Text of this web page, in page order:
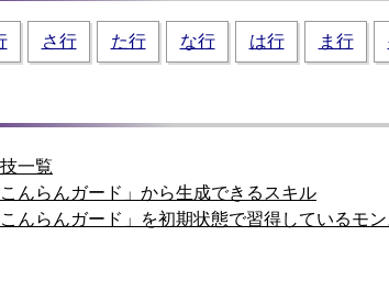
さ行 た行 な行 は行 ま行
一覧
んらんガード」から生成できるスキル
んらんガード」を初期状態で習得しているモ